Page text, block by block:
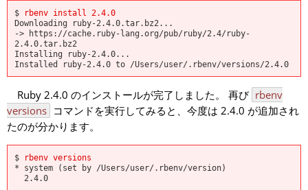
$ rbenv install 2.4.0
Downloading ruby-2.4.0.tar.bz2...
-> https://cache.ruby-lang.org/pub/ruby/2.4/ruby-
2.4.0.tar.bz2
Installing ruby-2.4.0...
Ruby 2.4.0 のインストールが完了しました。 再び rbenv
versions コマンドを実行してみると、今度は 2.4.0 が追加され
たのが分かります。
$ rbenv versions
* system (set by /Users/user/.rbenv/version)